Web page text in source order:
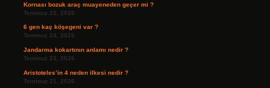
Kornası bozuk araç muayeneden geçer mi ?
Temmuz 25, 2026
6 gen kaç köşegeni var ?
Temmuz 24, 2026
Jandarma kokartının anlamı nedir ?
Temmuz 23, 2026
Aristoteles’in 4 neden ilkesi nedir ?
Temmuz 21, 2026